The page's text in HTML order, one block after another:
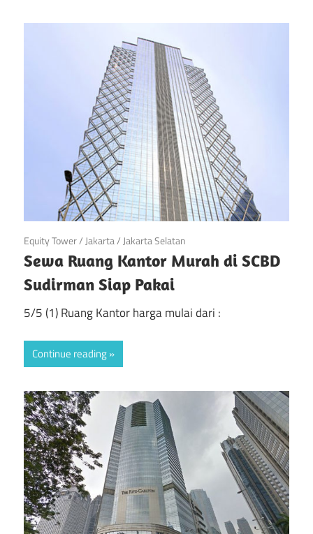
April 21, 2019
Equity Tower/Jakarta/Jakarta Selatan
Sewa Ruang Kantor Murah di SCBD
Sudirman Siap Pakai
5/5 (1) Ruang Kantor harga mulai dari :
Continue reading